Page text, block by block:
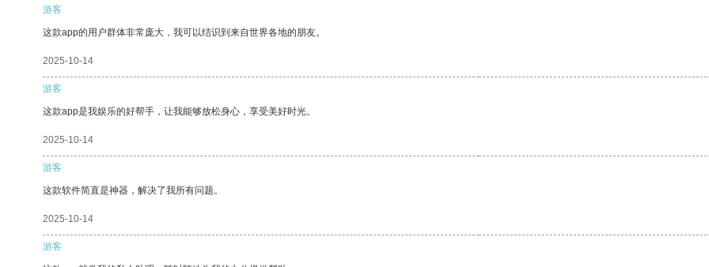
游客
这款app的用户群体非常庞大，我可以结识到来自世界各地的朋友。
2025-10-14
游客
这款app是我娱乐的好帮手，让我能够放松身心，享受美好时光。
2025-10-14
游客
这款软件简直是神器，解决了我所有问题。
2025-10-14
游客